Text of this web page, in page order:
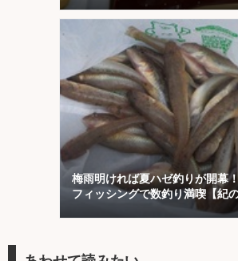
梅雨明ければ夏ハゼ釣りが開幕
フィッシングで数釣り満喫【紀の